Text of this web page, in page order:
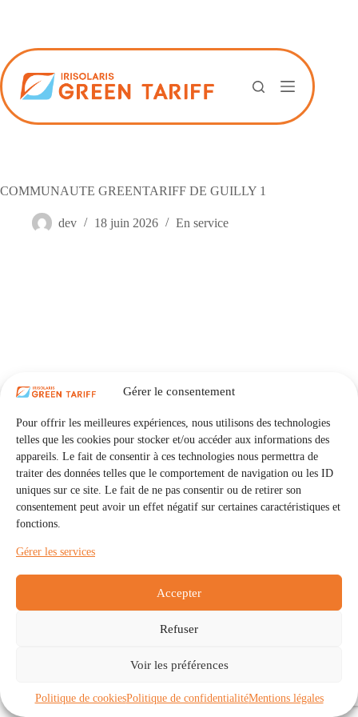
Gérer le consentement
Pour offrir les meilleures expériences, nous utilisons des technologies
telles que les cookies pour stocker et/ou accéder aux informations des
appareils. Le fait de consentir à ces technologies nous permettra de
traiter des données telles que le comportement de navigation ou les ID
uniques sur ce site. Le fait de ne pas consentir ou de retirer son
consentement peut avoir un effet négatif sur certaines caractéristiques et
fonctions.
Gérer les services
Accepter
Refuser
Voir les préférences
Politique de cookiesPolitique de confidentialitéMentions légales
COMMUNAUTE GREENTARIFF DE GUILLY 1
dev 18 juin 2026 En service
Communautés
À propos
Politique de cookies (UE)